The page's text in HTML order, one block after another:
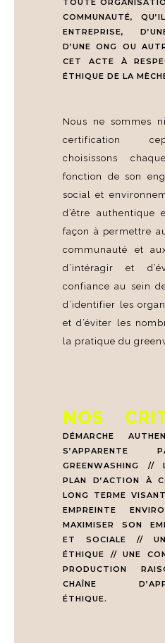
TOUTE
COMMUNAUTÉ,
ENTREPRISE,
D’UNE ONG OU
CET ACTE À
ÉTHIQUE DE LA
Nous ne sommes
certification
choisissons
fonction de son
social et
d’être authentique
façon à permettre
communauté et
d’intéragir et
confiance au sein
d’identifier les
et d’éviter les
la pratique du
NOS
DÉMARCHE
GREENWASHING //
PLAN D’ACTION À
LONG TERME
EMPREINTE
MAXIMISER SON
ET SOCIALE //
ÉTHIQUE // UNE
PRODUCTION
CHAÎNE
ÉTHIQUE.